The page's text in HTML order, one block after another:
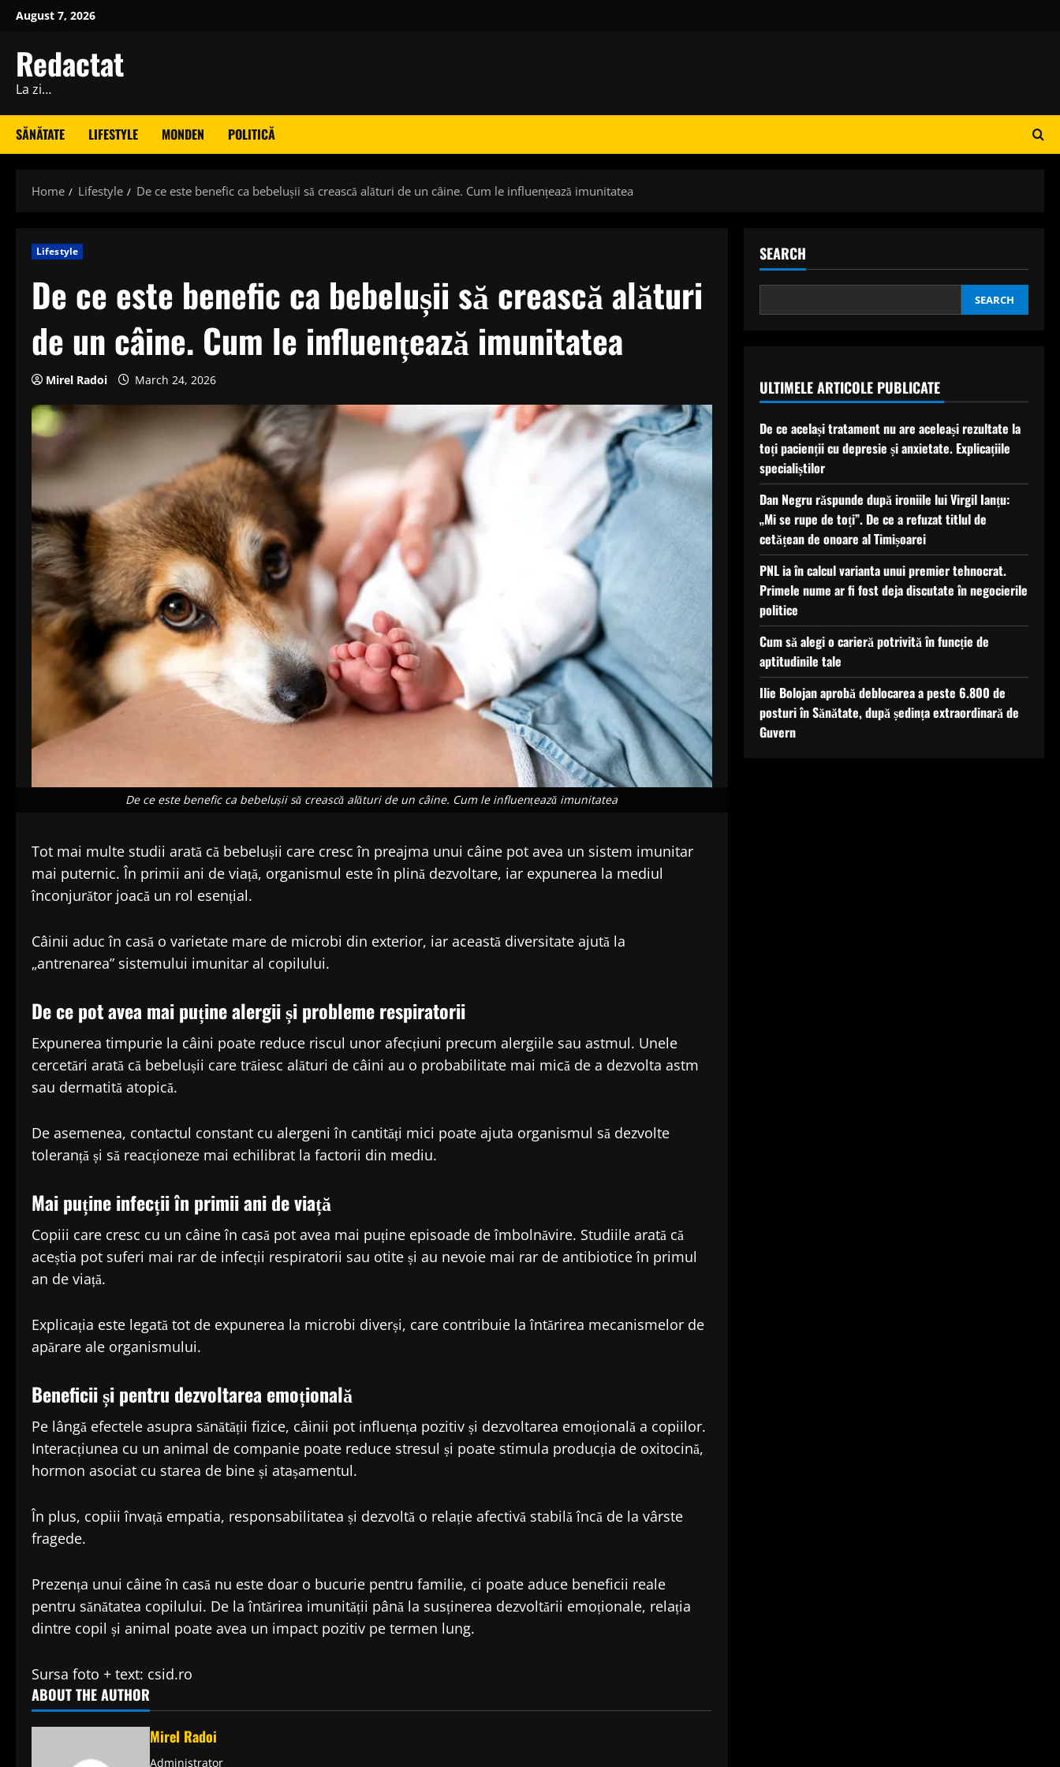
Skip
content
August 7, 2026
Redactat
La zi…
SĂNĂTATE LIFESTYLE MONDEN POLITICĂ
Home Lifestyle De ce este benefic ca bebelușii să crească alături de un câine. Cum le influențează imunitatea
Lifestyle
De ce este benefic ca bebelușii să crească alături
de un câine. Cum le influențează imunitatea
Mirel Radoi March 24, 2026
De ce este benefic ca bebelușii să crească alături de un câine. Cum le influențează imunitatea
Tot mai multe studii arată că bebelușii care cresc în preajma unui câine pot avea un sistem imunitar
mai puternic. În primii ani de viață, organismul este în plină dezvoltare, iar expunerea la mediul
înconjurător joacă un rol esențial.
Câinii aduc în casă o varietate mare de microbi din exterior, iar această diversitate ajută la
„antrenarea” sistemului imunitar al copilului.
De ce pot avea mai puține alergii și probleme respiratorii
Expunerea timpurie la câini poate reduce riscul unor afecțiuni precum alergiile sau astmul. Unele
cercetări arată că bebelușii care trăiesc alături de câini au o probabilitate mai mică de a dezvolta astm
sau dermatită atopică.
De asemenea, contactul constant cu alergeni în cantități mici poate ajuta organismul să dezvolte
toleranță și să reacționeze mai echilibrat la factorii din mediu.
Mai puține infecții în primii ani de viață
Copiii care cresc cu un câine în casă pot avea mai puține episoade de îmbolnăvire. Studiile arată că
aceștia pot suferi mai rar de infecții respiratorii sau otite și au nevoie mai rar de antibiotice în primul
an de viață.
Explicația este legată tot de expunerea la microbi diverși, care contribuie la întărirea mecanismelor de
apărare ale organismului.
Beneficii și pentru dezvoltarea emoțională
Pe lângă efectele asupra sănătății fizice, câinii pot influența pozitiv și dezvoltarea emoțională a copiilor.
Interacțiunea cu un animal de companie poate reduce stresul și poate stimula producția de oxitocină,
hormon asociat cu starea de bine și atașamentul.
În plus, copiii învață empatia, responsabilitatea și dezvoltă o relație afectivă stabilă încă de la vârste
fragede.
Prezența unui câine în casă nu este doar o bucurie pentru familie, ci poate aduce beneficii reale
pentru sănătatea copilului. De la întărirea imunității până la susținerea dezvoltării emoționale, relația
dintre copil și animal poate avea un impact pozitiv pe termen lung.
Sursa foto + text: csid.ro
ABOUT THE AUTHOR
Mirel Radoi
Administrator
SEARCH
SEARCH
ULTIMELE ARTICOLE PUBLICATE
De ce același tratament nu are aceleași rezultate la
toți pacienții cu depresie și anxietate. Explicațiile
specialiștilor
Dan Negru răspunde după ironiile lui Virgil Ianțu:
„Mi se rupe de toți”. De ce a refuzat titlul de
cetățean de onoare al Timișoarei
PNL ia în calcul varianta unui premier tehnocrat.
Primele nume ar fi fost deja discutate în negocierile
politice
Cum să alegi o carieră potrivită în funcție de
aptitudinile tale
Ilie Bolojan aprobă deblocarea a peste 6.800 de
posturi în Sănătate, după ședința extraordinară de
Guvern